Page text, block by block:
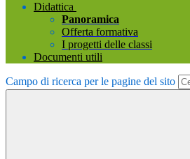
Didattica
Panoramica
Offerta formativa
I progetti delle classi
Documenti utili
Campo di ricerca per le pagine del sito